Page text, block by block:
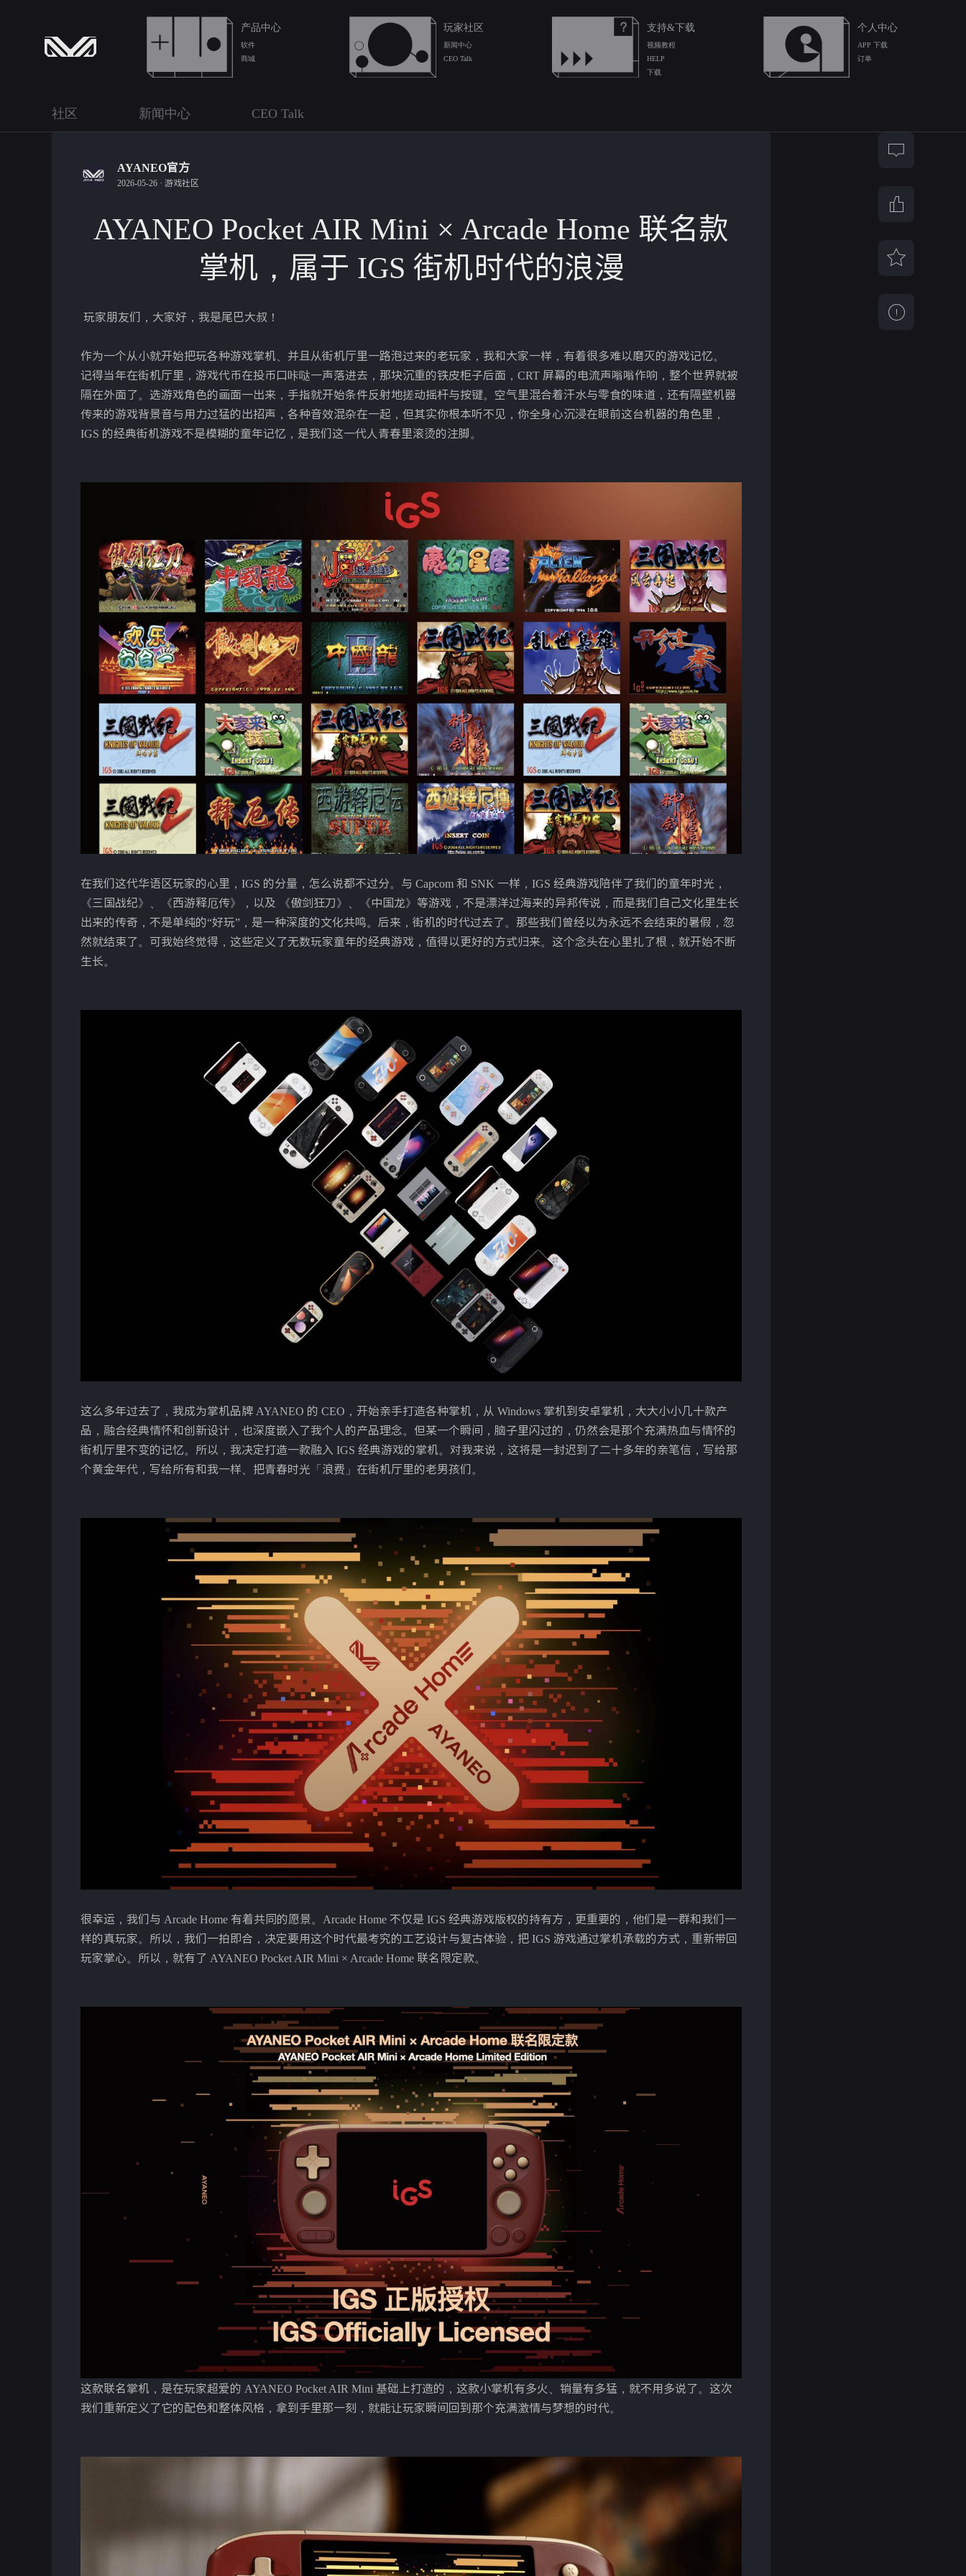
产品中心
软件
商城
玩家社区
新闻中心
CEO Talk
支持&下载
视频教程
HELP
下载
个人中心
APP 下载
订单
社区 新闻中心 CEO Talk
AYANEO官方
2026-05-26 · 游戏社区
AYANEO Pocket AIR Mini × Arcade Home 联名款
掌机，属于 IGS 街机时代的浪漫
玩家朋友们，大家好，我是尾巴大叔！
作为一个从小就开始把玩各种游戏掌机、并且从街机厅里一路泡过来的老玩家，我和大家一样，有着很多难以磨灭的游戏记忆。
记得当年在街机厅里，游戏代币在投币口咔哒一声落进去，那块沉重的铁皮柜子后面，CRT 屏幕的电流声嗡嗡作响，整个世界就被
隔在外面了。选游戏角色的画面一出来，手指就开始条件反射地搓动摇杆与按键。空气里混合着汗水与零食的味道，还有隔壁机器
传来的游戏背景音与用力过猛的出招声，各种音效混杂在一起，但其实你根本听不见，你全身心沉浸在眼前这台机器的角色里，
IGS 的经典街机游戏不是模糊的童年记忆，是我们这一代人青春里滚烫的注脚。
在我们这代华语区玩家的心里，IGS 的分量，怎么说都不过分。与 Capcom 和 SNK 一样，IGS 经典游戏陪伴了我们的童年时光，
《三国战纪》、《西游释厄传》，以及 《傲剑狂刀》、《中国龙》等游戏，不是漂洋过海来的异邦传说，而是我们自己文化里生长
出来的传奇，不是单纯的“好玩”，是一种深度的文化共鸣。后来，街机的时代过去了。那些我们曾经以为永远不会结束的暑假，忽
然就结束了。可我始终觉得，这些定义了无数玩家童年的经典游戏，值得以更好的方式归来。这个念头在心里扎了根，就开始不断
生长。
这么多年过去了，我成为掌机品牌 AYANEO 的 CEO，开始亲手打造各种掌机，从 Windows 掌机到安卓掌机，大大小小几十款产
品，融合经典情怀和创新设计，也深度嵌入了我个人的产品理念。但某一个瞬间，脑子里闪过的，仍然会是那个充满热血与情怀的
街机厅里不变的记忆。所以，我决定打造一款融入 IGS 经典游戏的掌机。对我来说，这将是一封迟到了二十多年的亲笔信，写给那
个黄金年代，写给所有和我一样、把青春时光「浪费」在街机厅里的老男孩们。
很幸运，我们与 Arcade Home 有着共同的愿景。Arcade Home 不仅是 IGS 经典游戏版权的持有方，更重要的，他们是一群和我们一
样的真玩家。所以，我们一拍即合，决定要用这个时代最考究的工艺设计与复古体验，把 IGS 游戏通过掌机承载的方式，重新带回
玩家掌心。所以，就有了 AYANEO Pocket AIR Mini × Arcade Home 联名限定款。
这款联名掌机，是在玩家超爱的 AYANEO Pocket AIR Mini 基础上打造的，这款小掌机有多火、销量有多猛，就不用多说了。这次
我们重新定义了它的配色和整体风格，拿到手里那一刻，就能让玩家瞬间回到那个充满激情与梦想的时代。